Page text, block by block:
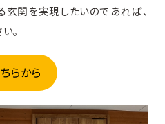
玄関を実現したいのであれば、
。
らから